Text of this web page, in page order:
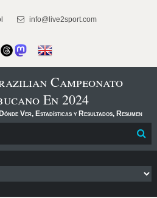
info@live2sport.com
Campeonato
En 2024
Ver, Estadísticas y Resultados, Resumen